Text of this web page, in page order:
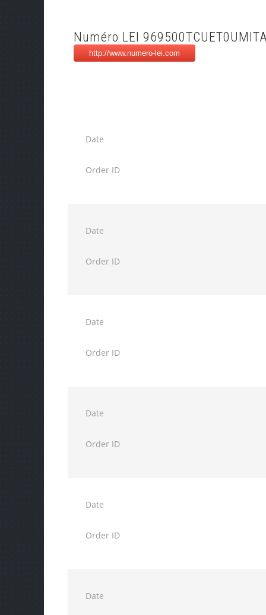
Numéro LEI